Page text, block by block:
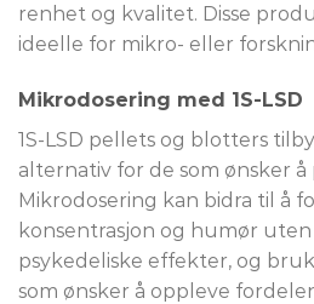
renhet og kvalitet. Disse
ideelle for mikro- eller
Mikrodosering med 1S-LSD
1S-LSD pellets og blotters
alternativ for de som ønsker
Mikrodosering kan bidra til å
konsentrasjon og humør uten
psykedeliske effekter, og
som ønsker å oppleve